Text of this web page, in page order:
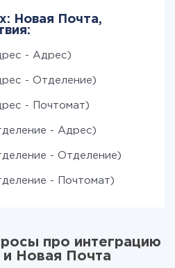
Новая Почта,
- Адрес)
- Отделение)
- Почтомат)
- Адрес)
- Отделение)
- Почтомат)
про интеграцию
и Новая Почта